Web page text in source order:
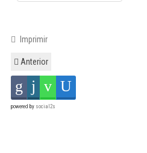
Imprimir
Anterior
powered by social2s